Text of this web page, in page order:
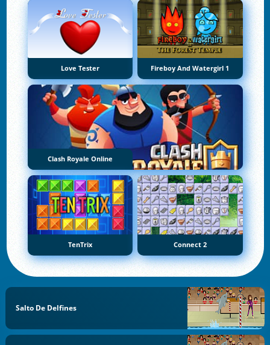
Love Tester Fireboy And Watergirl 1
Clash Royale Online
TenTrix Connect 2
Salto De Delfines